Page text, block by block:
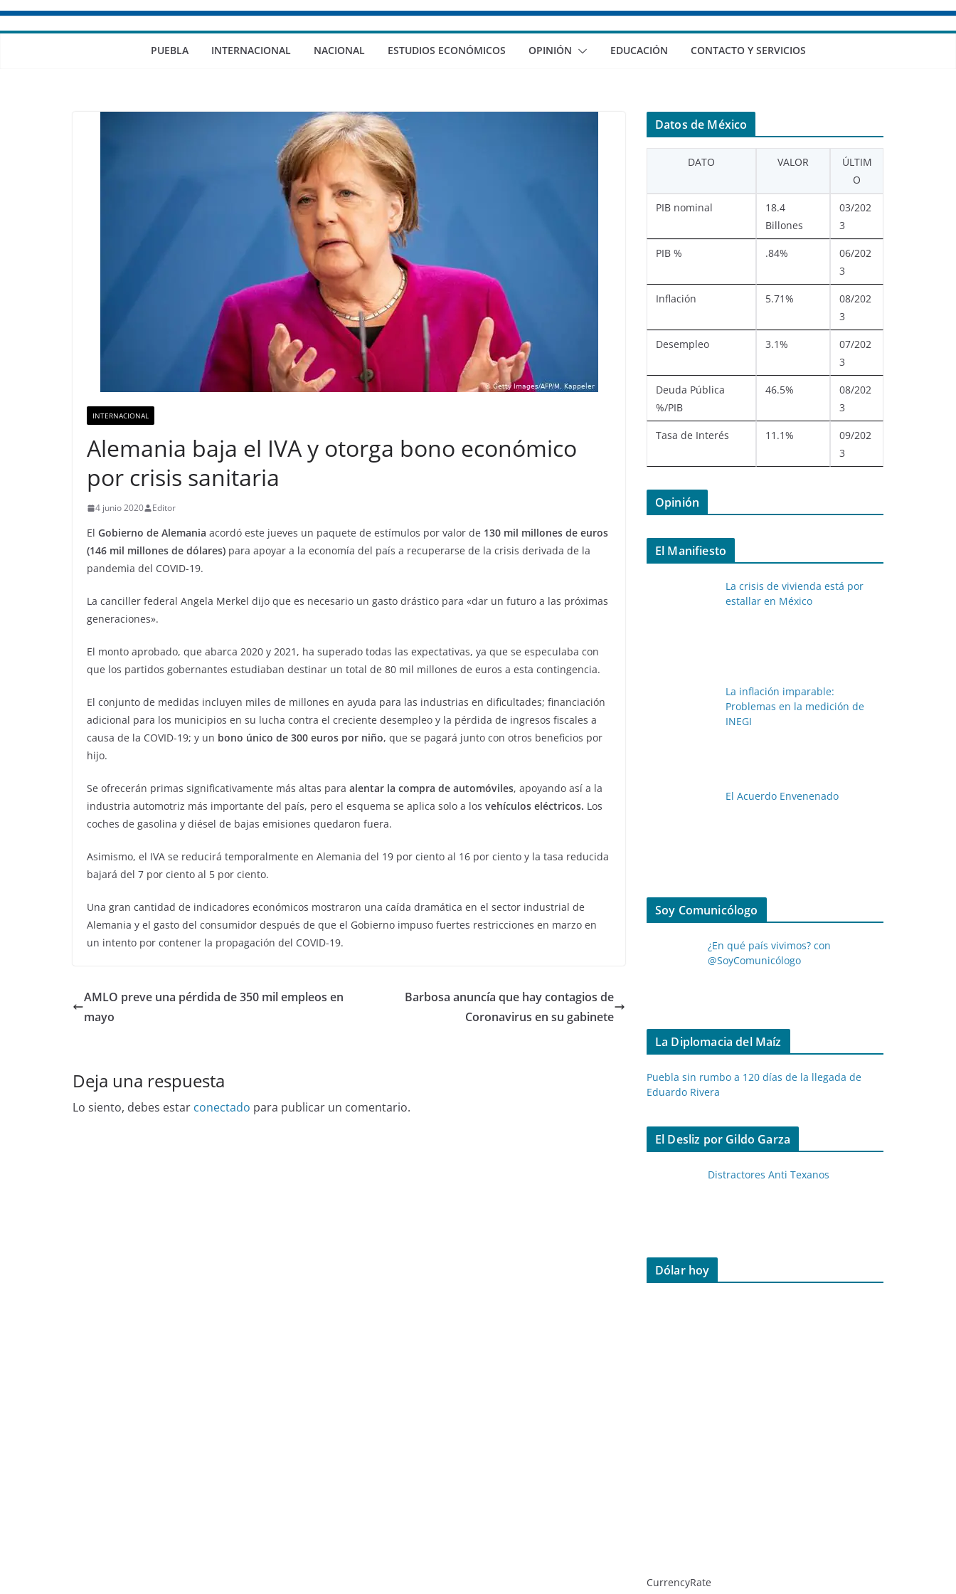
PUEBLA INTERNACIONAL NACIONAL ESTUDIOS ECONÓMICOS OPINIÓN EDUCACIÓN CONTACTO Y SERVICIOS
INTERNACIONAL
Alemania baja el IVA y otorga bono económico
por crisis sanitaria
4 junio 2020 Editor
El Gobierno de Alemania acordó este jueves un paquete de estímulos por valor de 130 mil millones de euros
(146 mil millones de dólares) para apoyar a la economía del país a recuperarse de la crisis derivada de la
pandemia del COVID-19.
La canciller federal Angela Merkel dijo que es necesario un gasto drástico para «dar un futuro a las próximas
generaciones».
El monto aprobado, que abarca 2020 y 2021, ha superado todas las expectativas, ya que se especulaba con
que los partidos gobernantes estudiaban destinar un total de 80 mil millones de euros a esta contingencia.
El conjunto de medidas incluyen miles de millones en ayuda para las industrias en dificultades; financiación
adicional para los municipios en su lucha contra el creciente desempleo y la pérdida de ingresos fiscales a
causa de la COVID-19; y un bono único de 300 euros por niño, que se pagará junto con otros beneficios por
hijo.
Se ofrecerán primas significativamente más altas para alentar la compra de automóviles, apoyando así a la
industria automotriz más importante del país, pero el esquema se aplica solo a los vehículos eléctricos. Los
coches de gasolina y diésel de bajas emisiones quedaron fuera.
Asimismo, el IVA se reducirá temporalmente en Alemania del 19 por ciento al 16 por ciento y la tasa reducida
bajará del 7 por ciento al 5 por ciento.
Una gran cantidad de indicadores económicos mostraron una caída dramática en el sector industrial de
Alemania y el gasto del consumidor después de que el Gobierno impuso fuertes restricciones en marzo en
un intento por contener la propagación del COVID-19.
AMLO preve una pérdida de 350 mil empleos en
mayo
Barbosa anuncía que hay contagios de
Coronavirus en su gabinete
Deja una respuesta
Lo siento, debes estar conectado para publicar un comentario.
Datos de México
DATO VALOR
ÚLTIM
O
PIB nominal
18.4
Billones
03/202
3
PIB % .84%
06/202
3
Inflación 5.71%
08/202
3
Desempleo 3.1%
07/202
3
Deuda Pública
%/PIB
46.5%
08/202
3
Tasa de Interés 11.1%
09/202
3
Opinión
El Manifiesto
La crisis de vivienda está por
estallar en México
La inflación imparable:
Problemas en la medición de
INEGI
El Acuerdo Envenenado
Soy Comunicólogo
¿En qué país vivimos? con
@SoyComunicólogo
La Diplomacia del Maíz
Puebla sin rumbo a 120 días de la llegada de
Eduardo Rivera
El Desliz por Gildo Garza
Distractores Anti Texanos
Dólar hoy
CurrencyRate